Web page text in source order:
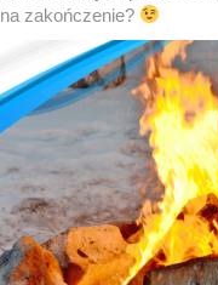
na zakończenie?